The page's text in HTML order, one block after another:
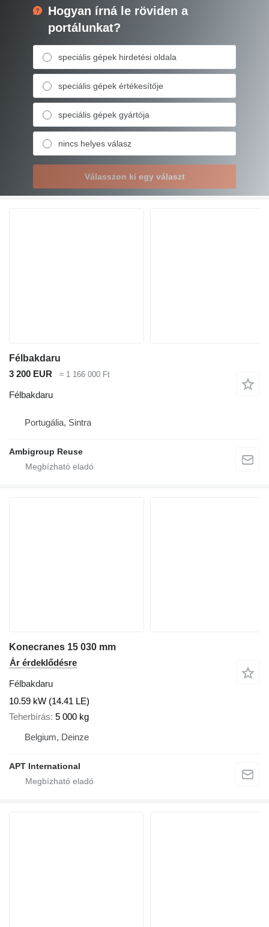
Hogyan írná le röviden a
portálunkat?
speciális gépek hirdetési oldala
speciális gépek értékesítője
speciális gépek gyártója
nincs helyes válasz
Válasszon ki egy választ
Félbakdaru
3 200 EUR
≈ 1 166 000 Ft
Félbakdaru
Portugália, Sintra
Ambigroup Reuse
Konecranes 15 030 mm
Ár érdeklődésre
Félbakdaru
10.59 kW (14.41 LE)
Teherbírás 5 000 kg
Belgium, Deinze
APT International